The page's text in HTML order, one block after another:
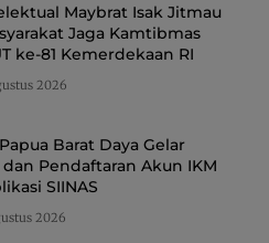
Maybrat Isak Jitmau
Jaga Kamtibmas
ke-81 Kemerdekaan RI
2026
Barat Daya Gelar
dan Pendaftaran Akun IKM
SIINAS
2026